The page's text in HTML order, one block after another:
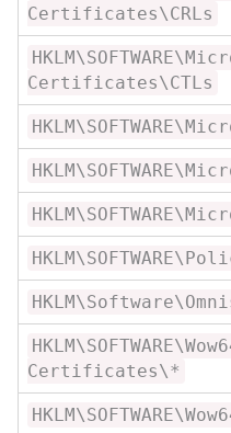
Certificates\CRLs
Certificates\CTLs
Certificates\*